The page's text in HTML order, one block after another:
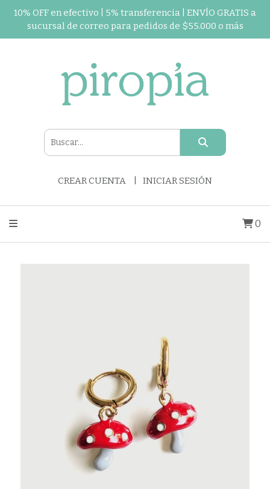
10% OFF en efectivo | 5% transferencia | ENVÍO GRATIS a
sucursal de correo para pedidos de $55.000 o más
CREAR CUENTA INICIAR SESIÓN
0